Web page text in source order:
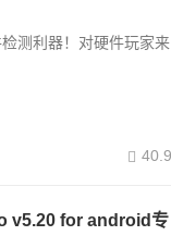
测利器！对硬件玩家来
v5.20 for android专